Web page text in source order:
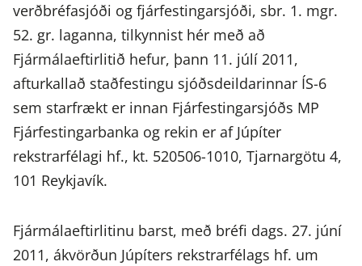
verðbréfasjóði og fjárfestingarsjóði, sbr. 1. mgr.
52. gr. laganna, tilkynnist hér með að
Fjármálaeftirlitið hefur, þann 11. júlí 2011,
afturkallað staðfestingu sjóðsdeildarinnar ÍS-6
sem starfrækt er innan Fjárfestingarsjóðs MP
Fjárfestingarbanka og rekin er af Júpíter
rekstrarfélagi hf., kt. 520506-1010, Tjarnargötu 4,
101 Reykjavík.
Fjármálaeftirlitinu barst, með bréfi dags. 27. júní
2011, ákvörðun Júpíters rekstrarfélags hf. um